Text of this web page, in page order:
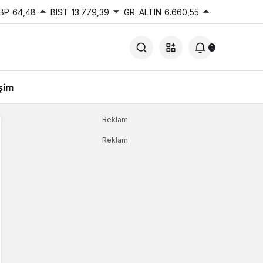
64,48 BIST 13.779,39 GR. ALTIN 6.660,55
0
Reklam
Reklam